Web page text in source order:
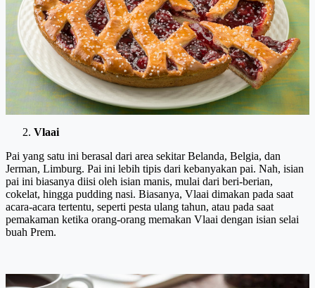
Vlaai
Pai yang satu ini berasal dari area sekitar Belanda, Belgia, dan
Jerman, Limburg. Pai ini lebih tipis dari kebanyakan pai. Nah, isian
pai ini biasanya diisi oleh isian manis, mulai dari beri-berian,
cokelat, hingga pudding nasi. Biasanya, Vlaai dimakan pada saat
acara-acara tertentu, seperti pesta ulang tahun, atau pada saat
pemakaman ketika orang-orang memakan Vlaai dengan isian selai
buah Prem.